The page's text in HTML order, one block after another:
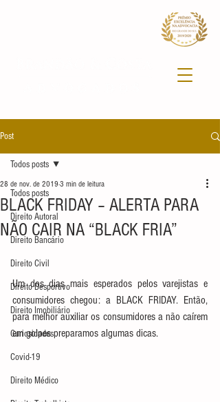
Post
Todos posts
Direito Autoral
Direito Bancário
Direito Civil
Direito Desportivo
Direito Imobiliário
Curiosidades
Covid-19
Direito Médico
Todos posts
BLACK FRIDAY – ALERTA PARA
NÃO CAIR NA “BLACK FRIA”
28 de nov. de 2019 3 min de leitura
Um dos dias mais esperados pelos varejistas e
consumidores chegou: a BLACK FRIDAY. Então,
para melhor auxiliar os consumidores a não caírem
em golpes preparamos algumas dicas.